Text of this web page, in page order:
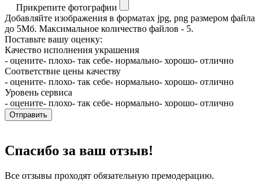
Прикрепите фотографии
Добавляйте изображения в форматах jpg, png размером файла
до 5Мб. Максимальное количество файлов - 5.
Поставьте вашу оценку:
Качество исполнения украшения
- оцените- плохо- так себе- нормально- хорошо- отлично
Соответствие цены качеству
- оцените- плохо- так себе- нормально- хорошо- отлично
Уровень сервиса
- оцените- плохо- так себе- нормально- хорошо- отлично
Отправить
Спасибо за ваш отзыв!
Все отзывы проходят обязательную премодерацию.